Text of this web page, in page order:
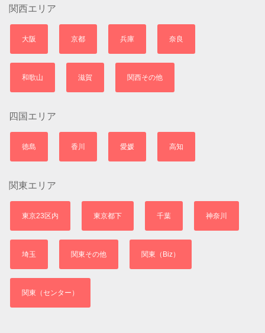
関西エリア
大阪 京都 兵庫 奈良
和歌山 滋賀 関西その他
四国エリア
徳島 香川 愛媛 高知
関東エリア
東京23区内 東京都下 千葉 神奈川
埼玉 関東その他 関東（Biz）
関東（センター）